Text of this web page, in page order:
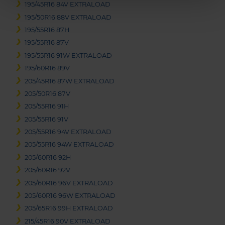
195/45R16 84V EXTRALOAD
195/50R16 88V EXTRALOAD
195/55R16 87H
195/55R16 87V
195/55R16 91W EXTRALOAD
195/60R16 89V
205/45R16 87W EXTRALOAD
205/50R16 87V
205/55R16 91H
205/55R16 91V
205/55R16 94V EXTRALOAD
205/55R16 94W EXTRALOAD
205/60R16 92H
205/60R16 92V
205/60R16 96V EXTRALOAD
205/60R16 96W EXTRALOAD
205/65R16 99H EXTRALOAD
215/45R16 90V EXTRALOAD